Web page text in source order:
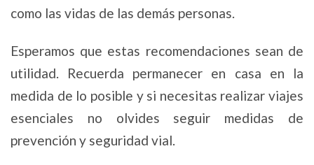
como las vidas de las demás personas.
Esperamos que estas recomendaciones sean de
utilidad. Recuerda permanecer en casa en la
medida de lo posible y si necesitas realizar viajes
esenciales no olvides seguir medidas de
prevención y seguridad vial.